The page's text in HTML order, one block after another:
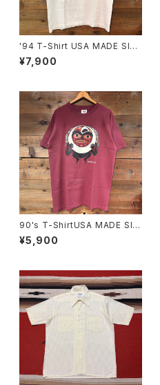
'94 T-Shirt USA MADE SIZ
E:M
¥7,900
90's T-ShirtUSA MADE SIZ
E:L
¥5,900